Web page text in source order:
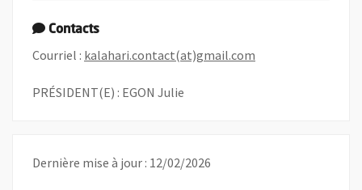
Contacts
Courriel : kalahari.contact(at)gmail.com
PRÉSIDENT(E) : EGON Julie
Dernière mise à jour : 12/02/2026